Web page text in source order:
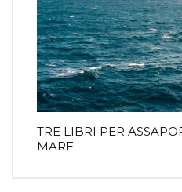
TRE LIBRI PER
MARE